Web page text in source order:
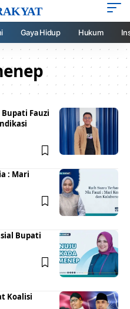
Gaya Hidup Hukum
Fauzi
: Mari
Bupati
Koalisi